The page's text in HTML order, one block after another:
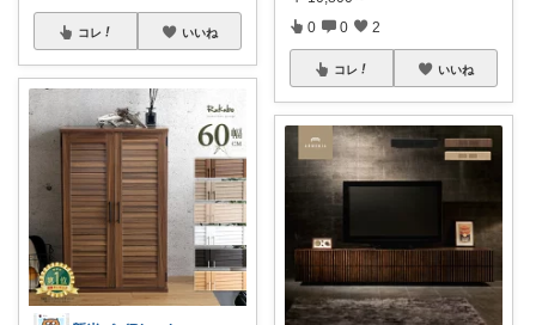
コレ いいね 0 0 2
コレ いいね